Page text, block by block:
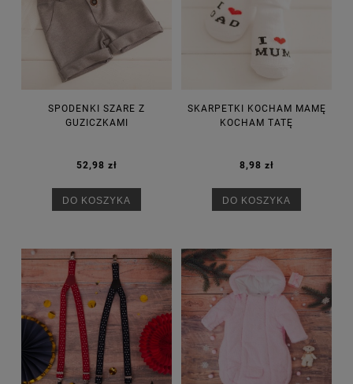
SPODENKI SZARE Z
GUZICZKAMI
52,98 zł
DO KOSZYKA
SKARPETKI KOCHAM MAMĘ
KOCHAM TATĘ
8,98 zł
DO KOSZYKA